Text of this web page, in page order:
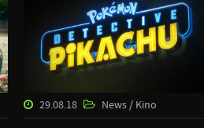
29.08.18 News / Kino